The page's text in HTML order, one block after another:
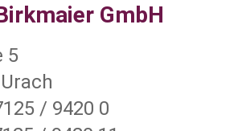
GmbH
5
/ 9420 0